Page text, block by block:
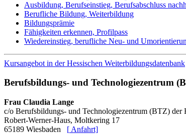
Ausbildung, Berufseinstieg, Berufsabschluss
Berufliche Bildung, Weiterbildung
Bildungsprämie
Fähigkeiten erkennen, Profilpass
Wiedereinstieg, berufliche Neu- und
Kursangebot in der Hessischen Weiterbildungsdatenbank
Berufsbildungs- und Technologiezentrum
Frau Claudia Lange
c/o Berufsbildungs- und Technologiezentrum (BTZ) der
Robert-Werner-Haus, Moltkering 17
65189 Wiesbaden [ Anfahrt]